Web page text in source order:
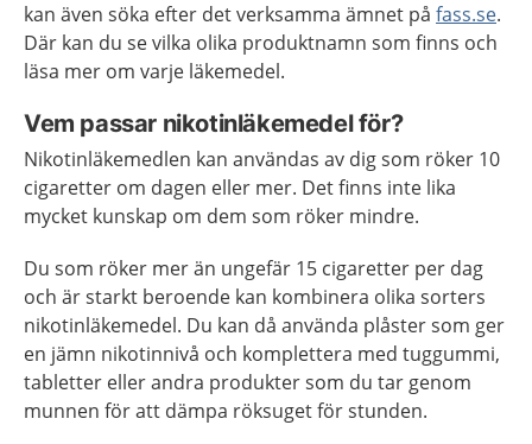
kan även söka efter det verksamma ämnet på fass.se.
Där kan du se vilka olika produktnamn som finns och
läsa mer om varje läkemedel.
Vem passar nikotinläkemedel för?
Nikotinläkemedlen kan användas av dig som röker 10
cigaretter om dagen eller mer. Det finns inte lika
mycket kunskap om dem som röker mindre.
Du som röker mer än ungefär 15 cigaretter per dag
och är starkt beroende kan kombinera olika sorters
nikotinläkemedel. Du kan då använda plåster som ger
en jämn nikotinnivå och komplettera med tuggummi,
tabletter eller andra produkter som du tar genom
munnen för att dämpa röksuget för stunden.